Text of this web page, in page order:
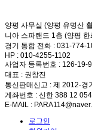
양평 사무실 (양평 유명산
니아 스파랜드 1층 (양평
경기 통합 전화 : 031-774-
HP : 010-4255-1102
사업자 등록번호 : 126-
대표 : 권창진
통신판매신고 : 제 2012-경
계좌번호 : 신한 388 12
E-MAIL :
로그인